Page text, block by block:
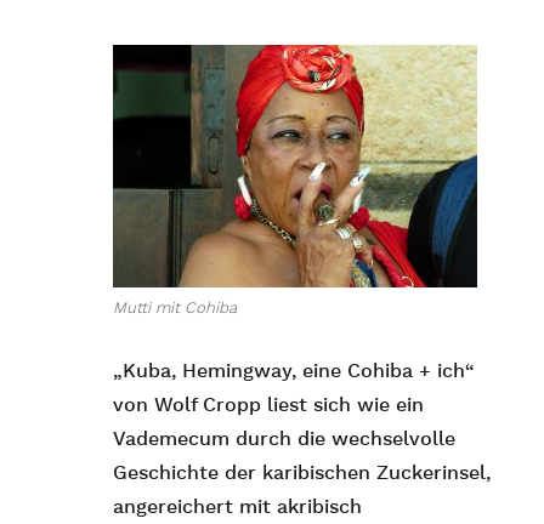
Mutti mit Cohiba
„Kuba, Hemingway, eine Cohiba + ich“
von Wolf Cropp liest sich wie ein
Vademecum durch die wechselvolle
Geschichte der karibischen Zuckerinsel,
angereichert mit akribisch